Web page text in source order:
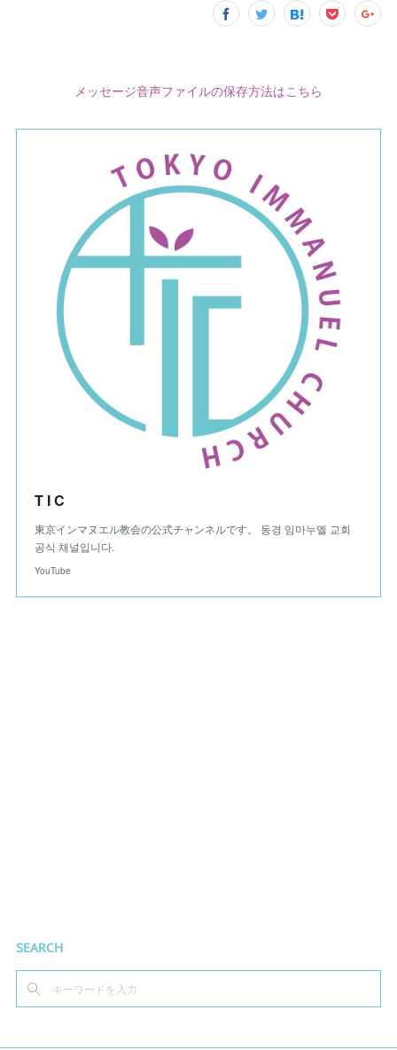
メッセージ音声ファイルの保存方法はこちら
T I C
東京インマヌエル教会の公式チャンネルです。 동경 임마누엘 교회
공식 채널입니다.
YouTube
SEARCH